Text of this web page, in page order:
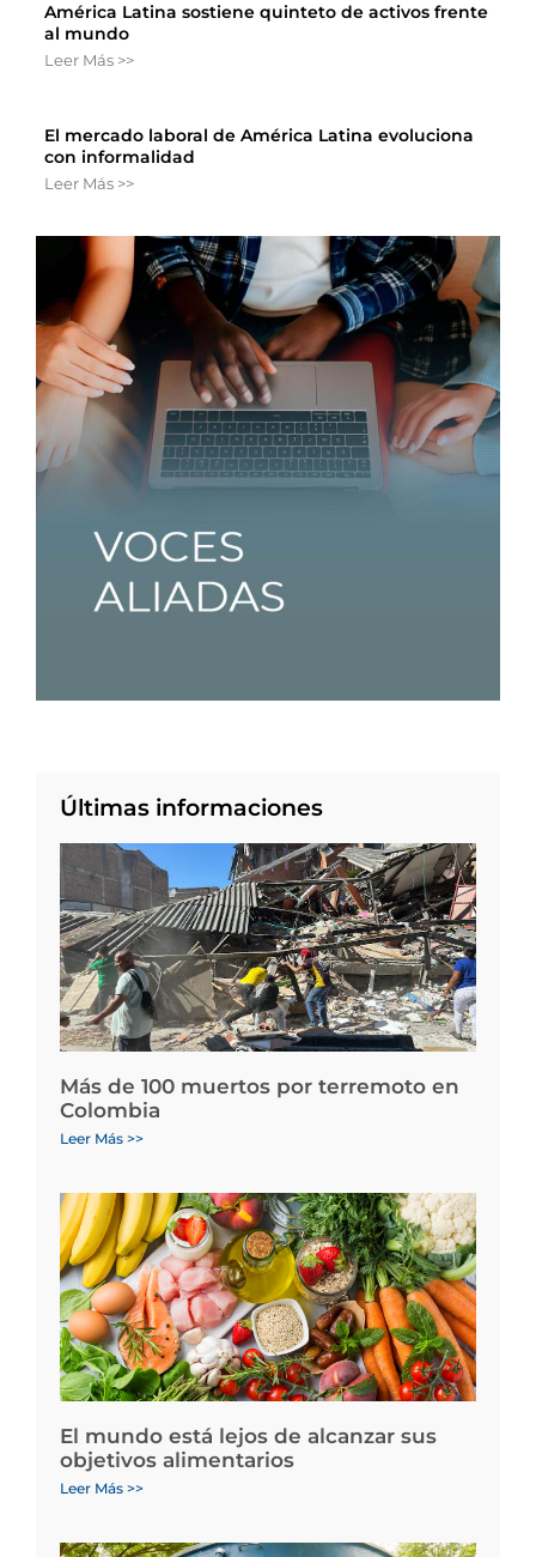
América Latina sostiene quinteto de activos frente
al mundo
Leer Más >>
El mercado laboral de América Latina evoluciona
con informalidad
Leer Más >>
Últimas informaciones
Más de 100 muertos por terremoto en
Colombia
Leer Más >>
El mundo está lejos de alcanzar sus
objetivos alimentarios
Leer Más >>